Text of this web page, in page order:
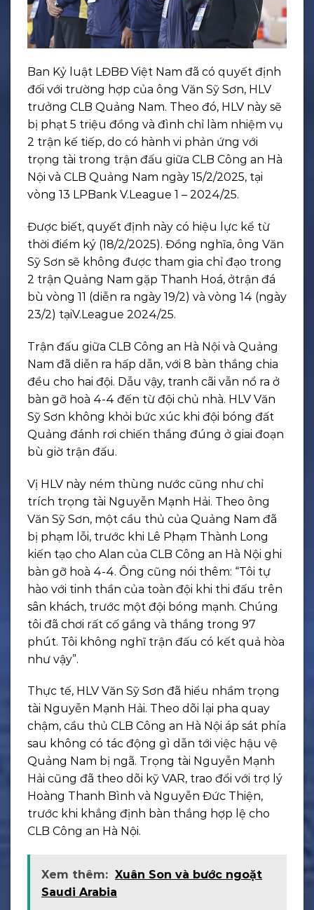
Ban Kỷ luật LĐBĐ Việt Nam đã có quyết định
đối với trường hợp của ông Văn Sỹ Sơn, HLV
trưởng CLB Quảng Nam. Theo đó, HLV này sẽ
bị phạt 5 triệu đồng và đình chỉ làm nhiệm vụ
2 trận kế tiếp, do có hành vi phản ứng với
trọng tài trong trận đấu giữa CLB Công an Hà
Nội và CLB Quảng Nam ngày 15/2/2025, tại
vòng 13 LPBank V.League 1 – 2024/25.
Được biết, quyết định này có hiệu lực kể từ
thời điểm ký (18/2/2025). Đồng nghĩa, ông Văn
Sỹ Sơn sẽ không được tham gia chỉ đạo trong
2 trận Quảng Nam gặp Thanh Hoá, ởtrận đá
bù vòng 11 (diễn ra ngày 19/2) và vòng 14 (ngày
23/2) tạiV.League 2024/25.
Trận đấu giữa CLB Công an Hà Nội và Quảng
Nam đã diễn ra hấp dẫn, với 8 bàn thắng chia
đều cho hai đội. Dẫu vậy, tranh cãi vẫn nổ ra ở
bàn gỡ hoà 4-4 đến từ đội chủ nhà. HLV Văn
Sỹ Sơn không khỏi bức xúc khi đội bóng đất
Quảng đánh rơi chiến thắng đúng ở giai đoạn
bù giờ trận đấu.
Vị HLV này ném thùng nước cũng như chỉ
trích trọng tài Nguyễn Mạnh Hải. Theo ông
Văn Sỹ Sơn, một cầu thủ của Quảng Nam đã
bị phạm lỗi, trước khi Lê Phạm Thành Long
kiến tạo cho Alan của CLB Công an Hà Nội ghi
bàn gỡ hoà 4-4. Ông cũng nói thêm: “Tôi tự
hào với tinh thần của toàn đội khi thi đấu trên
sân khách, trước một đội bóng mạnh. Chúng
tôi đã chơi rất cố gắng và thắng trong 97
phút. Tôi không nghĩ trận đấu có kết quả hòa
như vậy”.
Thực tế, HLV Văn Sỹ Sơn đã hiểu nhầm trọng
tài Nguyễn Mạnh Hải. Theo dõi lại pha quay
chậm, cầu thủ CLB Công an Hà Nội áp sát phía
sau không có tác động gì dẫn tới việc hậu vệ
Quảng Nam bị ngã. Trọng tài Nguyễn Mạnh
Hải cũng đã theo dõi kỹ VAR, trao đổi với trợ lý
Hoàng Thanh Bình và Nguyễn Đức Thiện,
trước khi khẳng định bàn thắng hợp lệ cho
CLB Công an Hà Nội.
Xem thêm: Xuân Son và bước ngoặt
Saudi Arabia